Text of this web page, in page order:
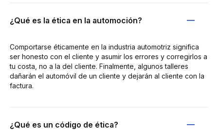
¿Qué es la ética en la automoción?
Comportarse éticamente en la industria automotriz significa
ser honesto con el cliente y asumir los errores y corregirlos a
tu costa, no a la del cliente. Finalmente, algunos talleres
dañarán el automóvil de un cliente y dejarán al cliente con la
factura.
¿Qué es un código de ética?